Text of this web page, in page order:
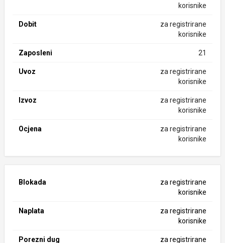
korisnike
Dobit
za registrirane
korisnike
Zaposleni 21
Uvoz
za registrirane
korisnike
Izvoz
za registrirane
korisnike
Ocjena
za registrirane
korisnike
Blokada
za registrirane
korisnike
Naplata
za registrirane
korisnike
Porezni dug
za registrirane